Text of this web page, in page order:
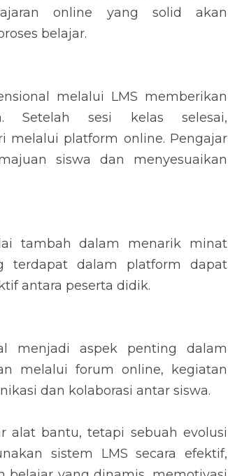
online yang solid akan
belajar.
melalui LMS memberikan
Setelah sesi kelas selesai,
melalui platform online. Pengajar
siswa dan menyesuaikan
tambah dalam menarik minat
terdapat dalam platform dapat
antara peserta didik.
menjadi aspek penting dalam
melalui forum online, kegiatan
dan kolaborasi antar siswa.
alat bantu, tetapi sebuah evolusi
sistem LMS secara efektif,